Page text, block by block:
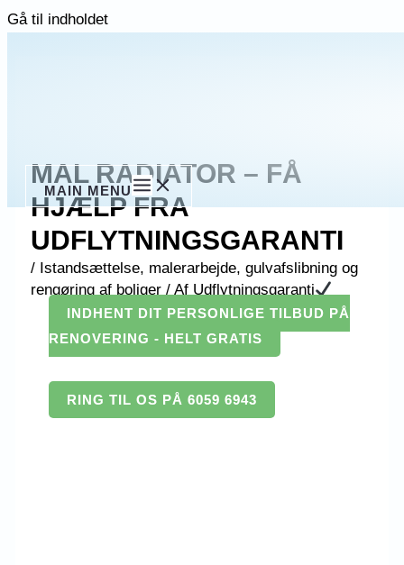
Gå til indholdet
MAIN MENU
MAL RADIATOR – FÅ
HJÆLP FRA
UDFLYTNINGSGARANTI
/ Istandsættelse, malerarbejde, gulvafslibning og
rengøring af boliger / Af Udflytningsgaranti
INDHENT DIT PERSONLIGE TILBUD PÅ
RENOVERING - HELT GRATIS
RING TIL OS PÅ 6059 6943